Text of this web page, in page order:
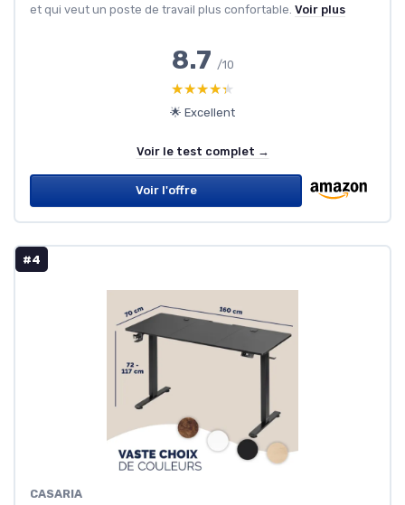
et qui veut un poste de travail plus confortable. Voir plus
8.7 /10
★★★★★
★★★★★
🌟 Excellent
Voir le test complet →
Voir l'offre
#4
CASARIA